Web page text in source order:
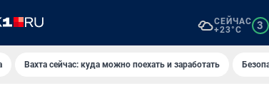
СЕЙЧАС
+23°C
3
Вахта сейчас: куда можно поехать и заработать